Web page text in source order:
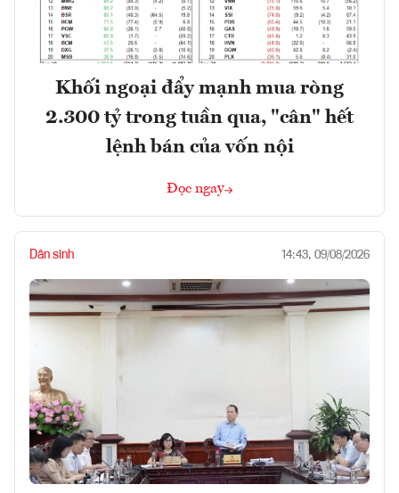
Khối ngoại đẩy mạnh mua ròng
2.300 tỷ trong tuần qua, "cân" hết
lệnh bán của vốn nội
Đọc ngay
Dân sinh 14:43, 09/08/2026